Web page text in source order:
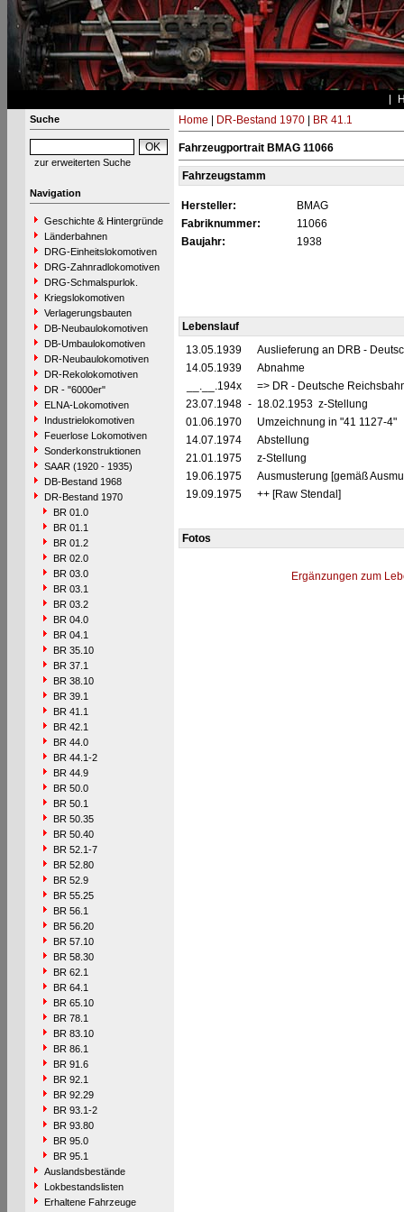
Suche
zur erweiterten Suche
Navigation
Geschichte & Hintergründe
Länderbahnen
DRG-Einheitslokomotiven
DRG-Zahnradlokomotiven
DRG-Schmalspurlok.
Kriegslokomotiven
Verlagerungsbauten
DB-Neubaulokomotiven
DB-Umbaulokomotiven
DR-Neubaulokomotiven
DR-Rekolokomotiven
DR - "6000er"
ELNA-Lokomotiven
Industrielokomotiven
Feuerlose Lokomotiven
Sonderkonstruktionen
SAAR (1920 - 1935)
DB-Bestand 1968
DR-Bestand 1970
BR 01.0
BR 01.1
BR 01.2
BR 02.0
BR 03.0
BR 03.1
BR 03.2
BR 04.0
BR 04.1
BR 35.10
BR 37.1
BR 38.10
BR 39.1
BR 41.1
BR 42.1
BR 44.0
BR 44.1-2
BR 44.9
BR 50.0
BR 50.1
BR 50.35
BR 50.40
BR 52.1-7
BR 52.80
BR 52.9
BR 55.25
BR 56.1
BR 56.20
BR 57.10
BR 58.30
BR 62.1
BR 64.1
BR 65.10
BR 78.1
BR 83.10
BR 86.1
BR 91.6
BR 92.1
BR 92.29
BR 93.1-2
BR 93.80
BR 95.0
BR 95.1
Auslandsbestände
Lokbestandslisten
Erhaltene Fahrzeuge
Home DR-Bestand 1970| BR 41.1
Fahrzeugportrait BMAG 11066
Fahrzeugstamm
Hersteller:
BMAG
Fabriknummer:
11066
Baujahr:
1938
Lebenslauf
13.05.1939
Auslieferung an DRB -
14.05.1939
Abnahme
__.__.194x
=> DR - Deutsche
23.07.1948 - 18.02.1953 z-Stellung
01.06.1970
Umzeichnung in "41 1127-4"
14.07.1974
Abstellung
21.01.1975
z-Stellung
19.06.1975
Ausmusterung [gemäß
19.09.1975
++ [Raw Stendal]
Fotos
Ergänzungen zum